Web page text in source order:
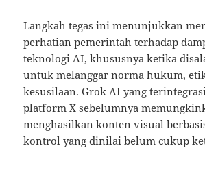
Langkah tegas ini menunjukkan
perhatian pemerintah terhadap
teknologi AI, khususnya ketika
untuk melanggar norma hukum,
kesusilaan. Grok AI yang
platform X sebelumnya
menghasilkan konten visual
kontrol yang dinilai belum cukup